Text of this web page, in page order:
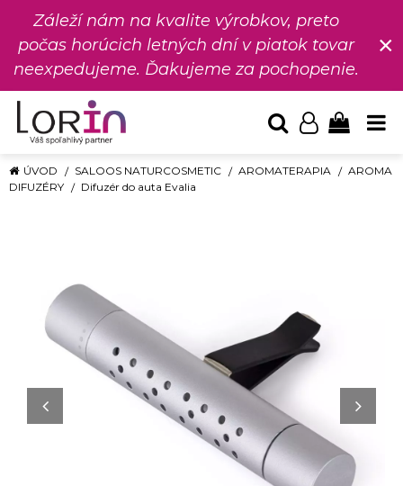
Záleží nám na kvalite výrobkov, preto
počas horúcich letných dní v piatok tovar
neexpedujeme. Ďakujeme za pochopenie.
×
ÚVOD SALOOS NATURCOSMETIC AROMATERAPIA
AROMA
DIFUZÉRY
Difuzér do auta Evalia